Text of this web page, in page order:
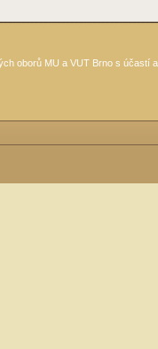
oborů MU a VUT Brno s účastí